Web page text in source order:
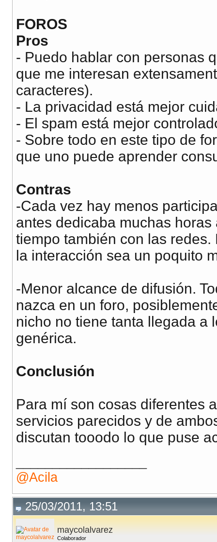
FOROS
Pros
- Puedo hablar con personas
que me interesan
caracteres).
- La privacidad está mejor
- El spam está mejor
- Sobre todo en este tipo de
que uno puede aprender
Contras
-Cada vez hay menos
antes dedicaba muchas
tiempo también con las
la interacción sea un poquito
-Menor alcance de difusión.
nazca en un foro,
nicho no tiene tanta llegada a
genérica.
Conclusión
Para mí son cosas diferentes
servicios parecidos y de
discutan tooodo lo que puse
@Acila
25/03/2011, 13:51
maycolalvarez
Colaborador